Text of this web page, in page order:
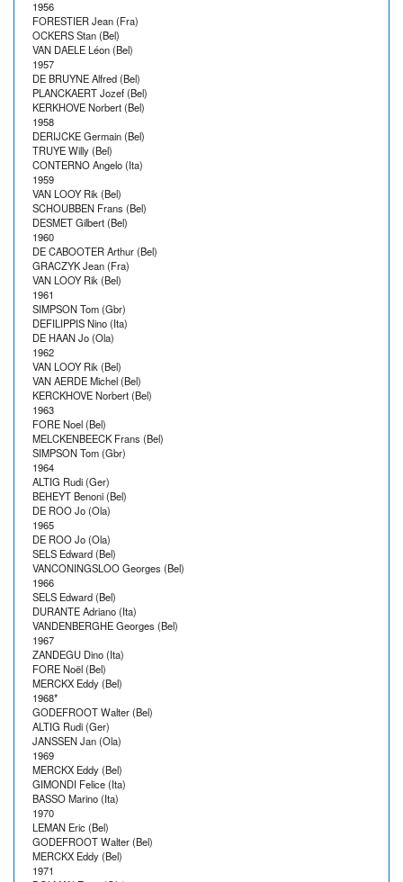
1956
FORESTIER Jean (Fra)
OCKERS Stan (Bel)
VAN DAELE Léon (Bel)
1957
DE BRUYNE Alfred (Bel)
PLANCKAERT Jozef (Bel)
KERKHOVE Norbert (Bel)
1958
DERIJCKE Germain (Bel)
TRUYE Willy (Bel)
CONTERNO Angelo (Ita)
1959
VAN LOOY Rik (Bel)
SCHOUBBEN Frans (Bel)
DESMET Gilbert (Bel)
1960
DE CABOOTER Arthur (Bel)
GRACZYK Jean (Fra)
VAN LOOY Rik (Bel)
1961
SIMPSON Tom (Gbr)
DEFILIPPIS Nino (Ita)
DE HAAN Jo (Ola)
1962
VAN LOOY Rik (Bel)
VAN AERDE Michel (Bel)
KERCKHOVE Norbert (Bel)
1963
FORE Noel (Bel)
MELCKENBEECK Frans (Bel)
SIMPSON Tom (Gbr)
1964
ALTIG Rudi (Ger)
BEHEYT Benoni (Bel)
DE ROO Jo (Ola)
1965
DE ROO Jo (Ola)
SELS Edward (Bel)
VANCONINGSLOO Georges (Bel)
1966
SELS Edward (Bel)
DURANTE Adriano (Ita)
VANDENBERGHE Georges (Bel)
1967
ZANDEGU Dino (Ita)
FORE Noël (Bel)
MERCKX Eddy (Bel)
1968*
GODEFROOT Walter (Bel)
ALTIG Rudi (Ger)
JANSSEN Jan (Ola)
1969
MERCKX Eddy (Bel)
GIMONDI Felice (Ita)
BASSO Marino (Ita)
1970
LEMAN Eric (Bel)
GODEFROOT Walter (Bel)
MERCKX Eddy (Bel)
1971